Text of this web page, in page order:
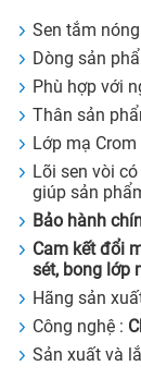
Sen tắm
Dòng sản
Phù hợp với
Thân sản
Lớp mạ
Lõi sen vòi
giúp sản
Bảo hành
Cam kết đổi
sét, bong lớp
Hãng sản
Công nghệ :
Sản xuất và